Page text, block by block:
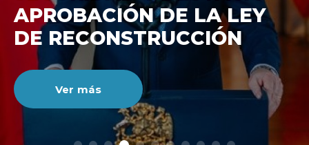
modo claro
DE RECONSTRUCCIÓ
NACIONAL
Ver más